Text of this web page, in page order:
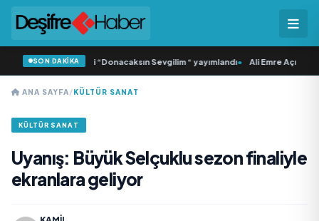
SON DAKİKA
‘dan İkinci Tekli “Donacaksın Sevgilim “ yayımlandı• Ali Emre Açıkgöz
ANA SAYFA/KÜLTÜR SANAT
KÜLTÜR SANAT
Uyanış: Büyük Selçuklu sezon finaliyle
ekranlara geliyor